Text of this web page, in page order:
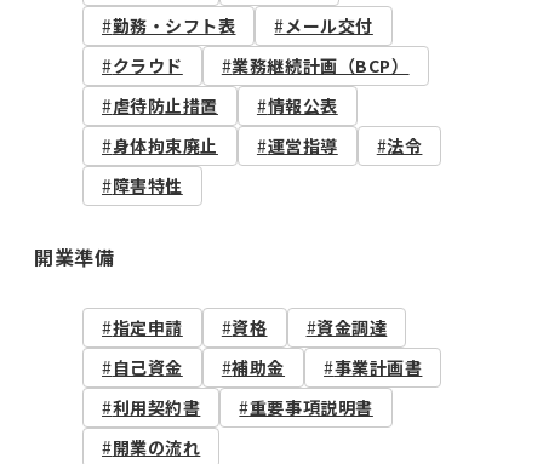
勤務・シフト表
メール交付
クラウド
業務継続計画（BCP）
虐待防止措置
情報公表
身体拘束廃止
運営指導
法令
障害特性
開業準備
指定申請 資格
資金調達
自己資金
補助金
事業計画書
利用契約書
重要事項説明書
開業の流れ